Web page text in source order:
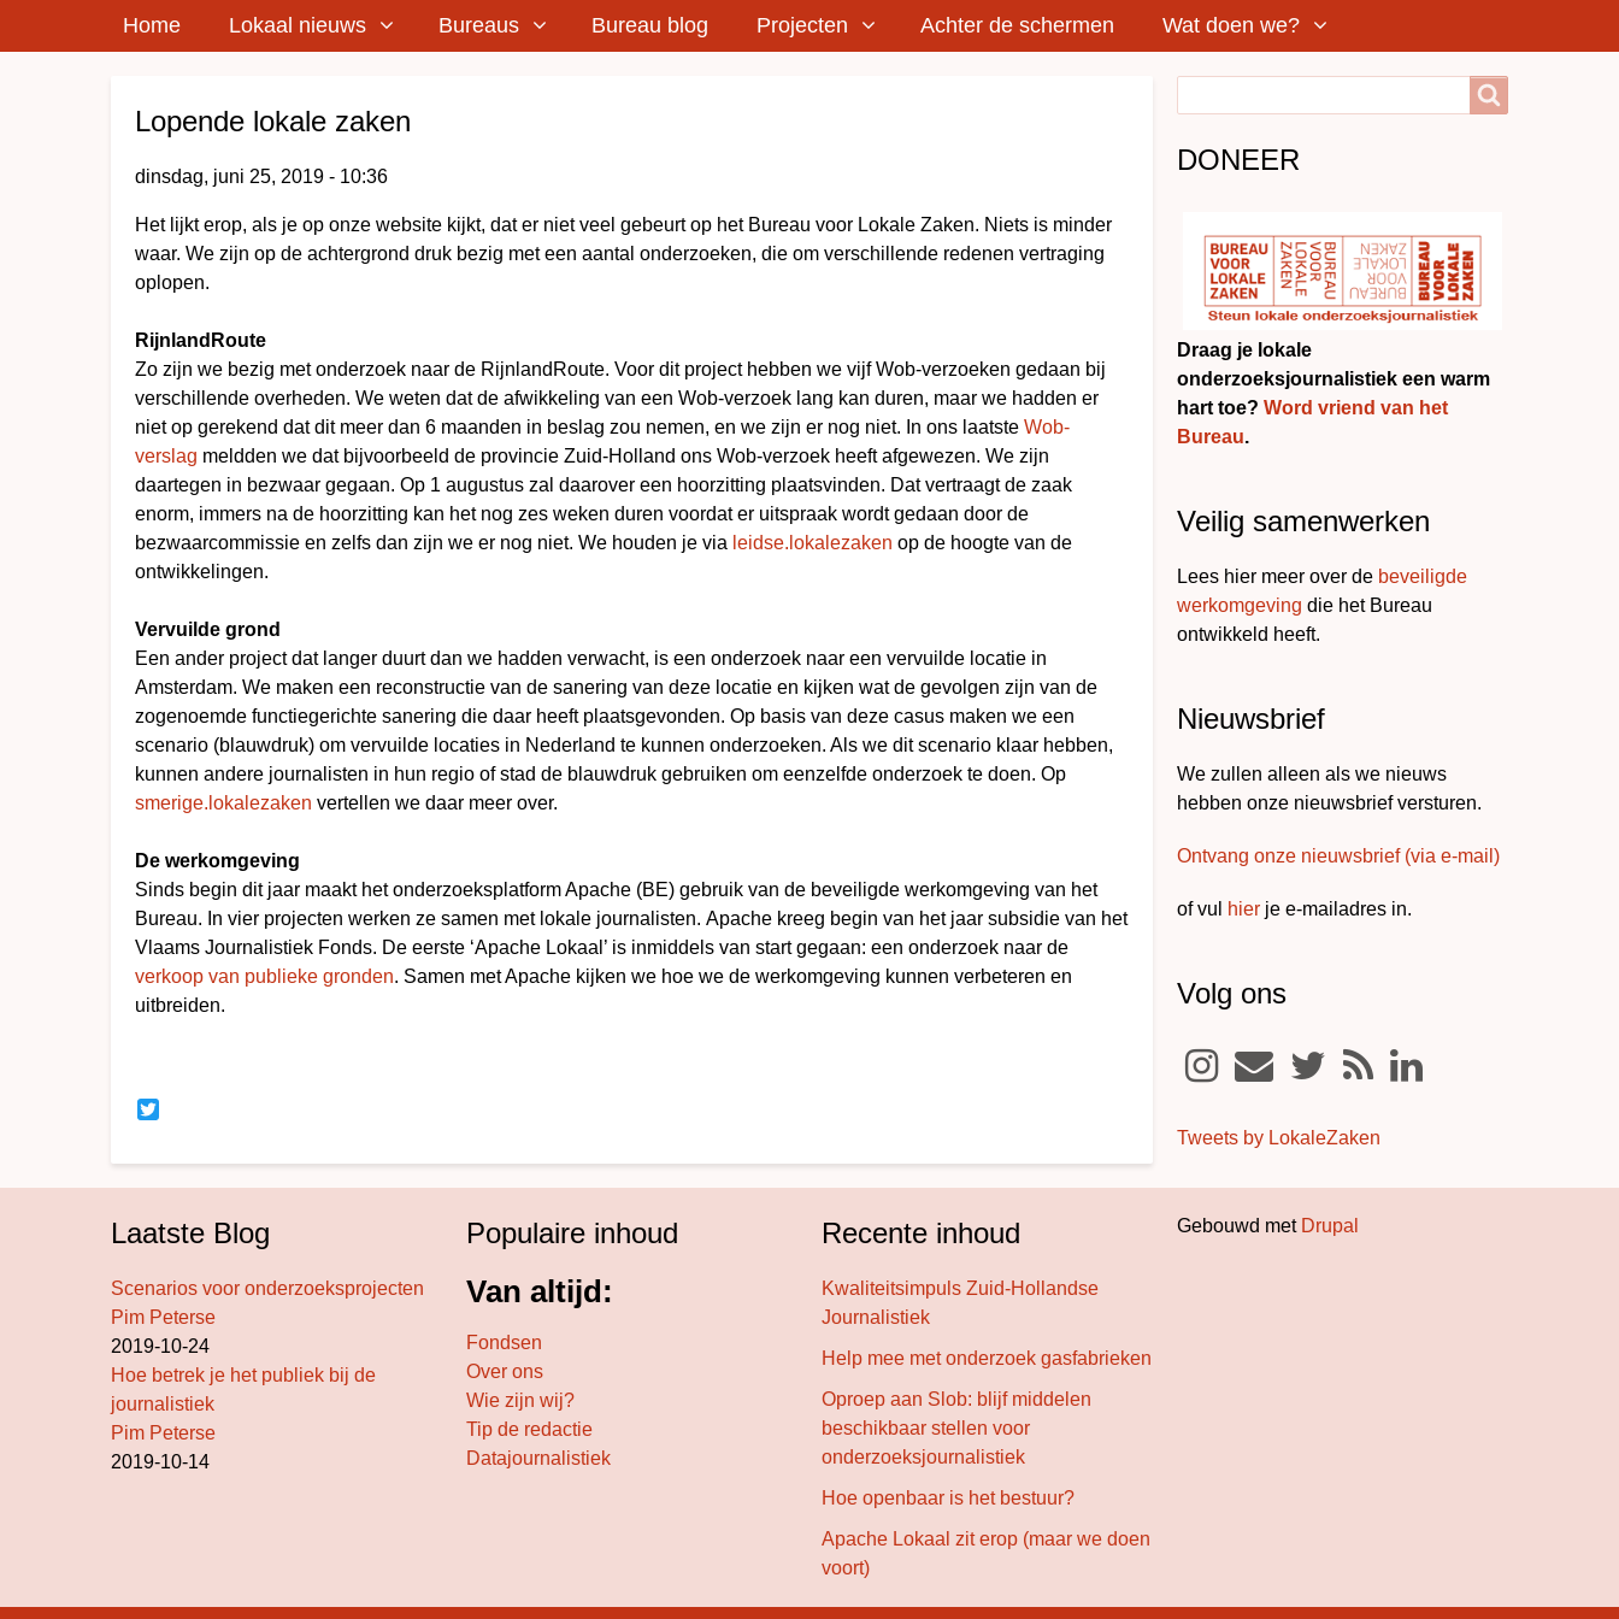
Home Lokaal nieuws Bureaus Bureau blog Projecten Achter de schermen Wat doen we?
Lopende lokale zaken
dinsdag, juni 25, 2019 - 10:36
Het lijkt erop, als je op onze website kijkt, dat er niet veel gebeurt op het Bureau voor Lokale Zaken. Niets is minder
waar. We zijn op de achtergrond druk bezig met een aantal onderzoeken, die om verschillende redenen vertraging
oplopen.
RijnlandRoute
Zo zijn we bezig met onderzoek naar de RijnlandRoute. Voor dit project hebben we vijf Wob-verzoeken gedaan bij
verschillende overheden. We weten dat de afwikkeling van een Wob-verzoek lang kan duren, maar we hadden er
niet op gerekend dat dit meer dan 6 maanden in beslag zou nemen, en we zijn er nog niet. In ons laatste Wob-
verslag meldden we dat bijvoorbeeld de provincie Zuid-Holland ons Wob-verzoek heeft afgewezen. We zijn
daartegen in bezwaar gegaan. Op 1 augustus zal daarover een hoorzitting plaatsvinden. Dat vertraagt de zaak
enorm, immers na de hoorzitting kan het nog zes weken duren voordat er uitspraak wordt gedaan door de
bezwaarcommissie en zelfs dan zijn we er nog niet. We houden je via leidse.lokalezaken op de hoogte van de
ontwikkelingen.
Vervuilde grond
Een ander project dat langer duurt dan we hadden verwacht, is een onderzoek naar een vervuilde locatie in
Amsterdam. We maken een reconstructie van de sanering van deze locatie en kijken wat de gevolgen zijn van de
zogenoemde functiegerichte sanering die daar heeft plaatsgevonden. Op basis van deze casus maken we een
scenario (blauwdruk) om vervuilde locaties in Nederland te kunnen onderzoeken. Als we dit scenario klaar hebben,
kunnen andere journalisten in hun regio of stad de blauwdruk gebruiken om eenzelfde onderzoek te doen. Op
smerige.lokalezaken vertellen we daar meer over.
De werkomgeving
Sinds begin dit jaar maakt het onderzoeksplatform Apache (BE) gebruik van de beveiligde werkomgeving van het
Bureau. In vier projecten werken ze samen met lokale journalisten. Apache kreeg begin van het jaar subsidie van het
Vlaams Journalistiek Fonds. De eerste ‘Apache Lokaal’ is inmiddels van start gegaan: een onderzoek naar de
verkoop van publieke gronden. Samen met Apache kijken we hoe we de werkomgeving kunnen verbeteren en
uitbreiden.
DONEER
Draag je lokale
onderzoeksjournalistiek een warm
hart toe? Word vriend van het
Bureau.
Veilig samenwerken
Lees hier meer over de beveiligde
werkomgeving die het Bureau
ontwikkeld heeft.
Nieuwsbrief
We zullen alleen als we nieuws
hebben onze nieuwsbrief versturen.
Ontvang onze nieuwsbrief (via e-mail)
of vul hier je e-mailadres in.
Volg ons
Tweets by LokaleZaken
Laatste Blog
Scenarios voor onderzoeksprojecten
Pim Peterse
2019-10-24
Hoe betrek je het publiek bij de
journalistiek
Pim Peterse
2019-10-14
Populaire inhoud
Van altijd:
Fondsen
Over ons
Wie zijn wij?
Tip de redactie
Datajournalistiek
Recente inhoud
Kwaliteitsimpuls Zuid-Hollandse
Journalistiek
Help mee met onderzoek gasfabrieken
Oproep aan Slob: blijf middelen
beschikbaar stellen voor
onderzoeksjournalistiek
Hoe openbaar is het bestuur?
Apache Lokaal zit erop (maar we doen
voort)
Gebouwd met Drupal